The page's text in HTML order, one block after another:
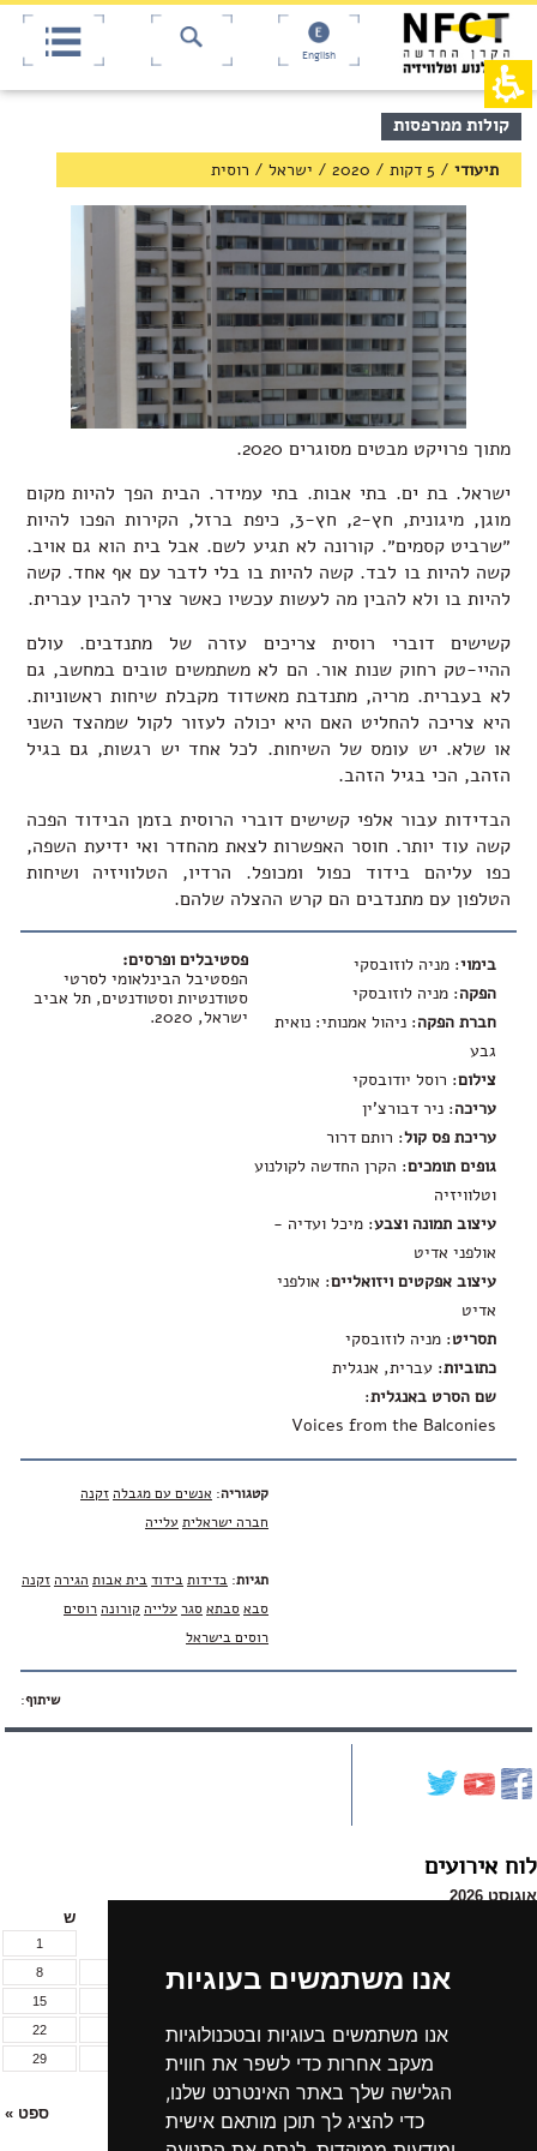
תחילתו
אינטרנט,
לחץ
אנטר
כדי
לאזור
אנו משתמשים בעוגיות
אנו משתמשים בעוגיות ובטכנולוגיות
מעקב אחרות כדי לשפר את חווית
הגלישה שלך באתר האינטרנט שלנו,
כדי להציג לך תוכן מותאם אישית
ראש
באפשרותך
ללחוץ
אנטר
כדי
לדלג
English
תוכן
מרכזי,
באפשרותך
ללחוץ
קולות ממרפסות
תיעודי / 5 דקות /
2020
/ ישראל / רוסית
מתוך פרויקט מבטים מסוגרים 2020
.
ישראל. בת ים. בתי אבות. בתי עמידר. הבית הפך להיות מקום
מוגן, מיגונית, חץ-2, חץ-3, כיפת ברזל, הקירות הפכו להיות
״שרביט קסמים״. קורונה לא תגיע לשם. אבל בית הוא גם אויב.
קשה להיות בו לבד. קשה להיות בו בלי לדבר עם אף אחד. קשה
להיות בו ולא להבין מה לעשות עכשיו כאשר צריך להבין עברית.
קשישים דוברי רוסית צריכים עזרה של מתנדבים. עולם
ההיי-טק רחוק שנות אור. הם לא משתמשים טובים במחשב, גם
לא בעברית. מריה, מתנדבת מאשדוד מקבלת שיחות ראשוניות.
היא צריכה להחליט האם היא יכולה לעזור לקול שמהצד השני
או שלא. יש עומס של השיחות. לכל אחד יש רגשות, גם בגיל
הזהב, הכי בגיל הזהב.
הבדידות עבור אלפי קשישים דוברי הרוסית בזמן הבידוד הפכה
קשה עוד יותר. חוסר האפשרות לצאת מהחדר ואי ידיעת השפה,
כפו עליהם בידוד כפול ומכופל. הרדיו, הטלוויזיה ושיחות
הטלפון עם מתנדבים הם קרש ההצלה שלהם.
פסטיבלים ופרסים:
הפסטיבל הבינלאומי לסרטי
סטודנטיות וסטודנטים, תל אביב
ישראל, 2020.
בימוי: מניה לוזובסקי
הפקה: מניה לוזובסקי
חברת הפקה: ניהול אמנותי: נואית
גבע
צילום: רוסל יודובסקי
עריכה: ניר דבורצ'ין
עריכת פס קול: רותם דרור
גופים תומכים: הקרן החדשה לקולנוע
וטלוויזיה
עיצוב תמונה וצבע: מיכל ועדיה -
אולפני אדיט
עיצוב אפקטים ויזואליים: אולפני
אדיט
תסריט: מניה לוזובסקי
כתוביות: עברית, אנגלית
שם הסרט באנגלית:
Voices from the Balconies
קטגוריה: אנשים עם מגבלה זקנה
חברה ישראלית עלייה
תגיות: בדידותבידודבית אבות הגירה זקנה
סבאסבתאסגר עלייה קורונה רוסים
רוסים בישראל
שיתוף:
לוח אירועים
אוגוסט 2026
ש
1
3
4
5
6
8
15
17
18
19
20
22
24
25
26
27
29
31
ספט »